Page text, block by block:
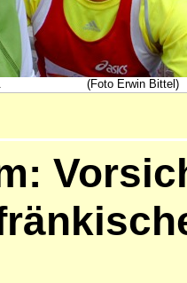
weg. (Foto Erwin Bittel)